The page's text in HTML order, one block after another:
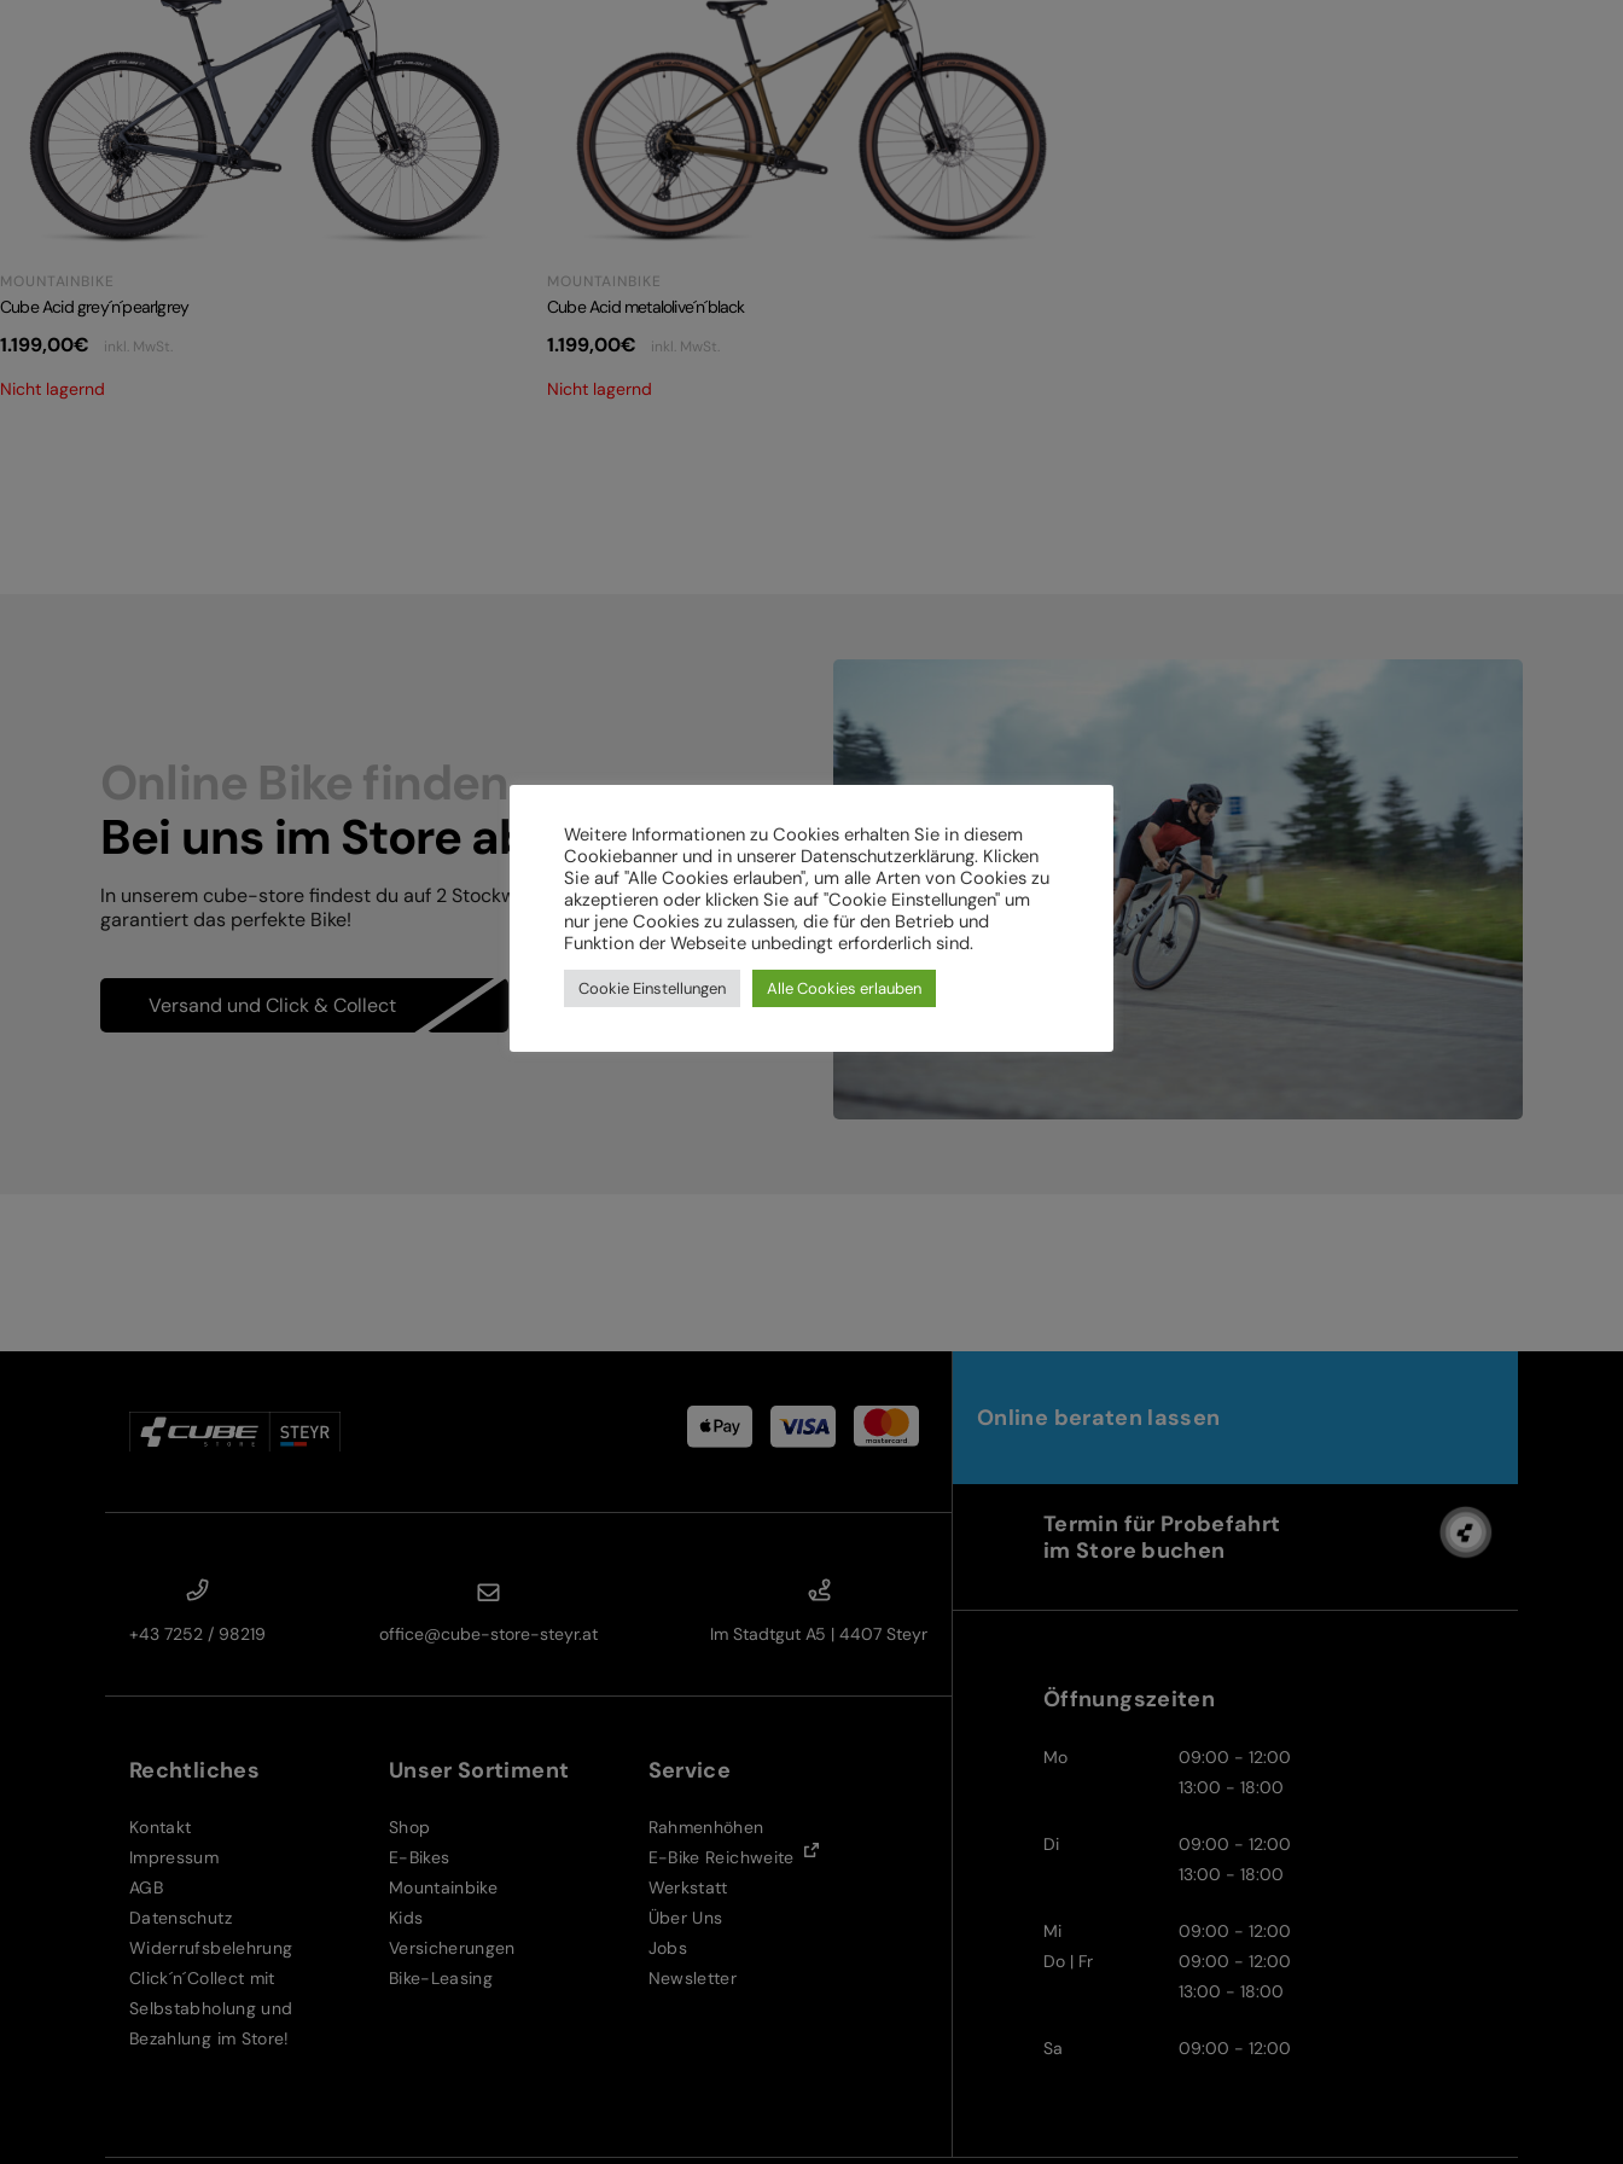
MOUNTAINBIKE
Cube Acid grey´n´pearlgrey
1.199,00€ inkl. MwSt.
Nicht lagernd
MOUNTAINBIKE
Cube Acid metalolive´n´black
1.199,00€ inkl. MwSt.
Nicht lagernd
Online Bike finden.
Bei uns im Store abholen.
In unserem cube-store findest du auf 2 Stockwerken
garantiert das perfekte Bike!
Versand und Click & Collect
+43 7252 / 98219 office@cube-store-steyr.at Im Stadtgut A5 | 4407 Steyr
Rechtliches
Kontakt
Impressum
AGB
Datenschutz
Widerrufsbelehrung
Click´n´Collect mit
Selbstabholung und
Bezahlung im Store!
Unser Sortiment
Shop
E-Bikes
Mountainbike
Kids
Versicherungen
Bike-Leasing
Service
Rahmenhöhen
E-Bike Reichweite
Werkstatt
Über Uns
Jobs
Newsletter
Online beraten lassen
Termin für Probefahrt
im Store buchen
Öffnungszeiten
Mo
09:00 - 12:00
13:00 - 18:00
Di
09:00 - 12:00
13:00 - 18:00
Mi
09:00 - 12:00
Do | Fr
09:00 - 12:00
13:00 - 18:00
Sa 09:00 - 12:00
Weitere Informationen zu Cookies erhalten Sie in diesem
Cookiebanner und in unserer Datenschutzerklärung. Klicken
Sie auf "Alle Cookies erlauben", um alle Arten von Cookies zu
akzeptieren oder klicken Sie auf "Cookie Einstellungen" um
nur jene Cookies zu zulassen, die für den Betrieb und
Funktion der Webseite unbedingt erforderlich sind.
Cookie Einstellungen Alle Cookies erlauben